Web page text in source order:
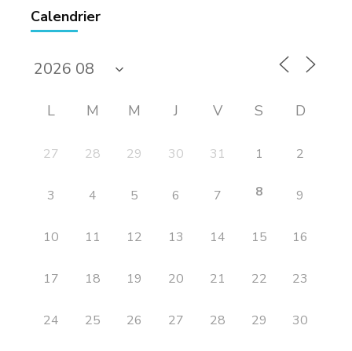
Calendrier
L M M J V S D
27 28 29 30 31 1 2
3 4 5 6 7 8 9
10 11 12 13 14 15 16
17 18 19 20 21 22 23
24 25 26 27 28 29 30